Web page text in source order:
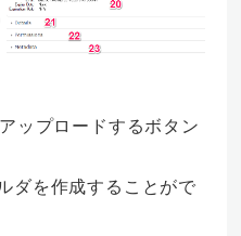
ップロードするボタン
ダを作成することがで